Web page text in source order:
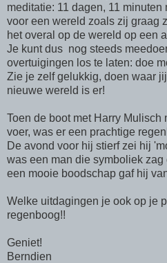
meditatie: 11 dagen, 11 minuten
voor een wereld zoals zij graag
het overal op de wereld op een
Je kunt dus nog steeds
overtuigingen los te laten: doe
Zie je zelf gelukkig, doen waar
nieuwe wereld is er!
Toen de boot met Harry
voer, was er een prachtige
De avond voor hij stierf zei hij
was een man die symboliek
een mooie boodschap gaf hij
Welke uitdagingen je ook op je
regenboog!!
Geniet!
Berndien